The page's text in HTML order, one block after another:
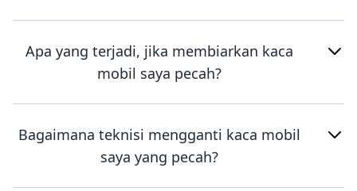
Apa yang terjadi, jika membiarkan kaca
mobil saya pecah?
Bagaimana teknisi mengganti kaca mobil
saya yang pecah?